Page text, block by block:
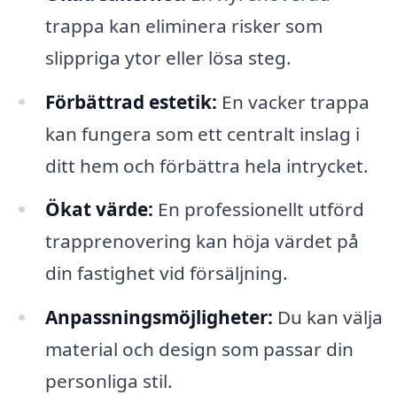
trappa kan eliminera risker som
slippriga ytor eller lösa steg.
Förbättrad estetik: En vacker trappa
kan fungera som ett centralt inslag i
ditt hem och förbättra hela intrycket.
Ökat värde: En professionellt utförd
trapprenovering kan höja värdet på
din fastighet vid försäljning.
Anpassningsmöjligheter: Du kan välja
material och design som passar din
personliga stil.